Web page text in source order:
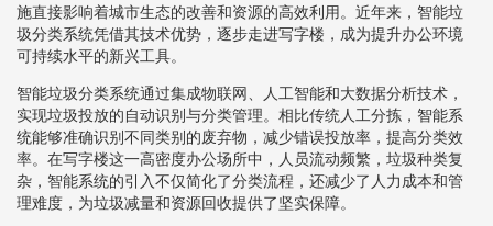
施直接影响着城市生态的改善和资源的高效利用。近年来，智能垃
圾分类系统凭借其技术优势，逐步走进写字楼，成为提升办公环境
可持续水平的新兴工具。
智能垃圾分类系统通过集成物联网、人工智能和大数据分析技术，
实现垃圾投放的自动识别与分类管理。相比传统人工分拣，智能系
统能够准确识别不同类别的废弃物，减少错误投放率，提高分类效
率。在写字楼这一高密度办公场所中，人员流动频繁，垃圾种类复
杂，智能系统的引入不仅简化了分类流程，还减少了人力成本和管
理难度，为垃圾减量和资源回收提供了坚实保障。